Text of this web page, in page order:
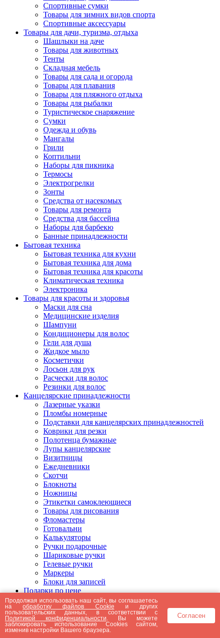
Спортивные сумки
Товары для зимних видов спорта
Спортивные аксессуары
Товары для дачи, туризма, отдыха
Шашлыки на даче
Товары для животных
Тенты
Складная мебель
Товары для сада и огорода
Товары для плавания
Товары для пляжного отдыха
Товары для рыбалки
Туристическое снаряжение
Сумки
Одежда и обувь
Мангалы
Грили
Коптильни
Наборы для пикника
Термосы
Электрогрелки
Зонты
Средства от насекомых
Товары для ремонта
Средства для бассейна
Наборы для барбекю
Банные принадлежности
Бытовая техника
Бытовая техника для кухни
Бытовая техника для дома
Бытовая техника для красоты
Климатическая техника
Электроника
Товары для красоты и здоровья
Маски для сна
Медицинские изделия
Шампуни
Кондиционеры для волос
Гели для душа
Жидкое мыло
Косметички
Лосьон для рук
Расчески для волос
Резинки для волос
Канцелярские принадлежности
Лазерные указки
Пломбы номерные
Подставки для канцелярских принадлежностей
Коврики для резки
Полотенца бумажные
Лупы канцелярские
Визитницы
Ежедневники
Скотчи
Блокноты
Ножницы
Этикетки самоклеющиеся
Товары для рисования
Фломастеры
Готовальни
Калькуляторы
Ручки подарочные
Шариковые ручки
Гелевые ручки
Маркеры
Блоки для записей
Подарки по цене
Подарки от 5000 рублей
Подарки до 5000 рублей
Подарки до 3000 рублей
Подарки до 2000 рублей
Подарки до 1000 рублей
Продолжая использовать наш сайт, вы соглашаетесь
наобработку файлов Cookie и других
пользовательских данных, в соответствии с
Политикой конфиденциальности . Вы можете
заблокировать использование Cookies сайтом,
изменив настройки Вашего браузера.
Согласен